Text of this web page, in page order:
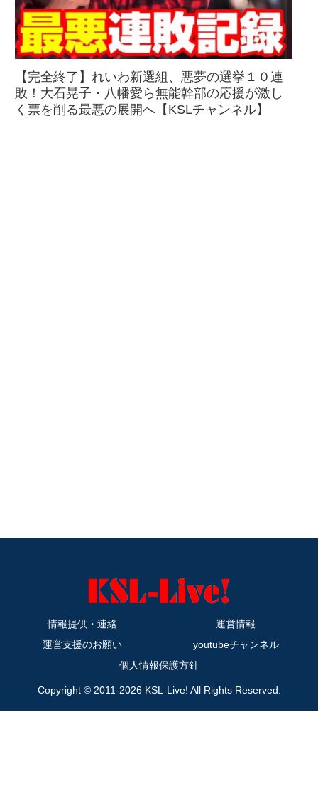
【完全終了】れいわ新選組、悪夢の選挙１０連
敗！大石晃子・八幡愛ら無能幹部の応援が激し
く票を削る最悪の展開へ【KSLチャンネル】
情報提供・連絡
運営情報
運営支援のお願い
youtubeチャンネル
個人情報保護方針
Copyright © 2011-2026 KSL-Live! All Rights Reserved.